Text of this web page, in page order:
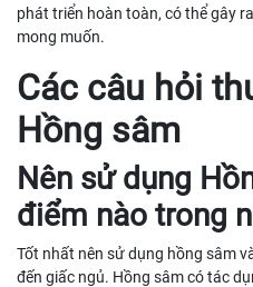
phát triển hoàn toàn, có thể gây
mong muốn.
Các câu hỏi
Hồng sâm
Nên sử dụng
điểm nào trong
Tốt nhất nên sử dụng hồng sâm
đến giấc ngủ. Hồng sâm có tác